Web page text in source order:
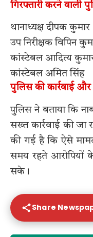
गिरफ्तारी करने वाली
थानाध्यक्ष दीपक कुमार
उप निरीक्षक विपिन
कांस्टेबल आदित्य
कांस्टेबल अमित सिंह
पुलिस की कार्रवाई
पुलिस ने बताया कि
सख्त कार्रवाई की
की गई है कि ऐसे
समय रहते आरोपियों
सके।
Share